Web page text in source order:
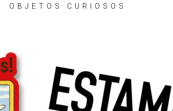
OBJETOS CURIOSOS